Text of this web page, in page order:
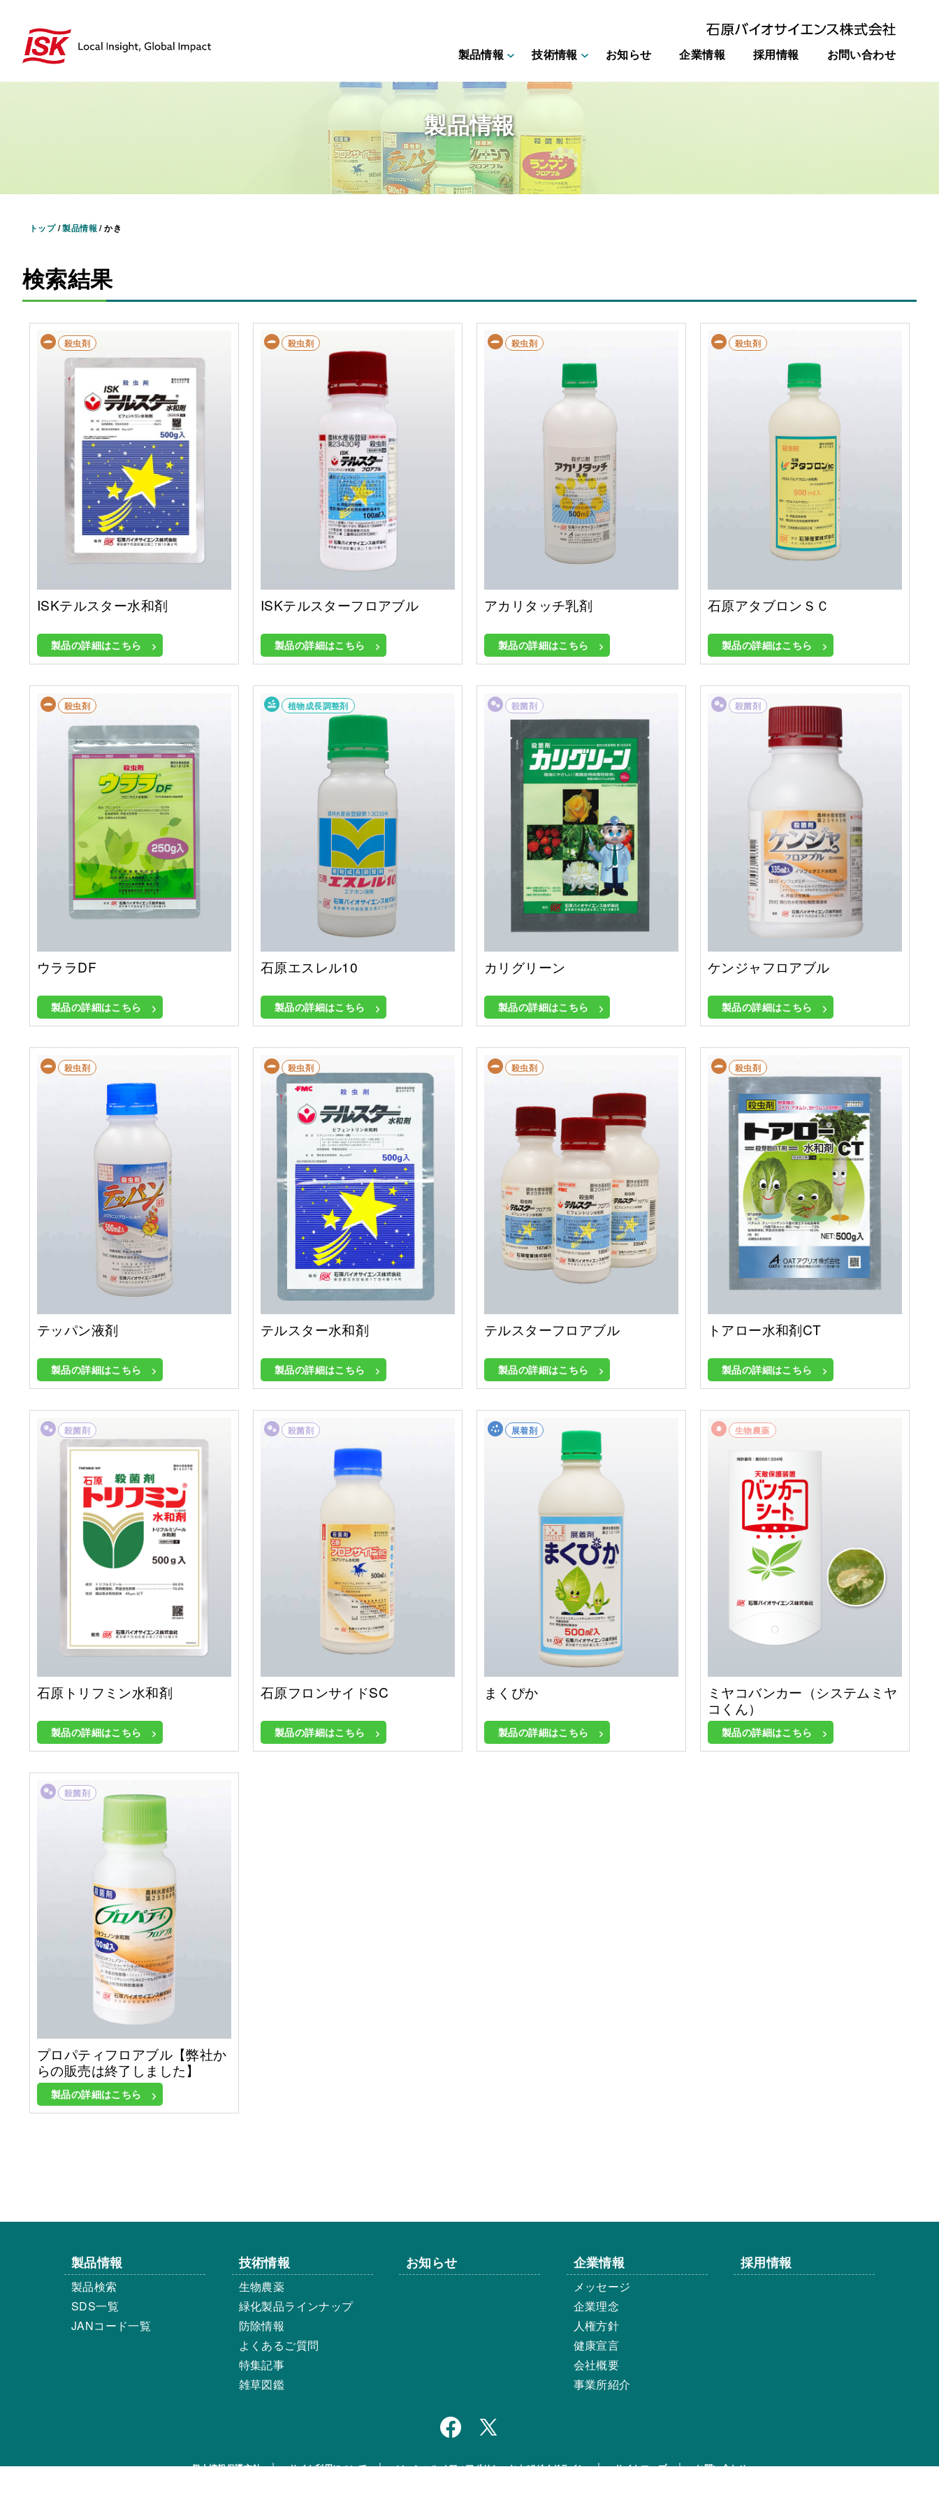
製品情報 技術情報 お知らせ 企業情報 採用情報 お問い合わせ
製品情報
トップ/製品情報 /かき
検索結果
殺虫剤
ISKテルスター水和剤
製品の詳細はこちら
殺虫剤
ISKテルスターフロアブル
製品の詳細はこちら
殺虫剤
アカリタッチ乳剤
製品の詳細はこちら
殺虫剤
石原アタブロンＳＣ
製品の詳細はこちら
殺虫剤
ウララDF
製品の詳細はこちら
植物成長調整剤
石原エスレル10
製品の詳細はこちら
殺菌剤
カリグリーン
製品の詳細はこちら
殺菌剤
ケンジャフロアブル
製品の詳細はこちら
殺虫剤
テッパン液剤
製品の詳細はこちら
殺虫剤
テルスター水和剤
製品の詳細はこちら
殺虫剤
テルスターフロアブル
製品の詳細はこちら
殺虫剤
トアロー水和剤CT
製品の詳細はこちら
殺菌剤
石原トリフミン水和剤
製品の詳細はこちら
殺菌剤
石原フロンサイドSC
製品の詳細はこちら
展着剤
まくぴか
製品の詳細はこちら
生物農薬
ミヤコバンカー（システムミヤ
コくん）
製品の詳細はこちら
殺菌剤
プロパティフロアブル【弊社か
らの販売は終了しました】
製品の詳細はこちら
製品情報
製品検索
SDS一覧
JANコード一覧
技術情報
生物農薬
緑化製品ラインナップ
防除情報
よくあるご質問
特集記事
雑草図鑑
お知らせ 企業情報
メッセージ
企業理念
人権方針
健康宣言
会社概要
事業所紹介
採用情報
個人情報保護方針 サイト利用について ソーシャルメディアポリシーおよびガイドライン サイトマップ お問い合わせ